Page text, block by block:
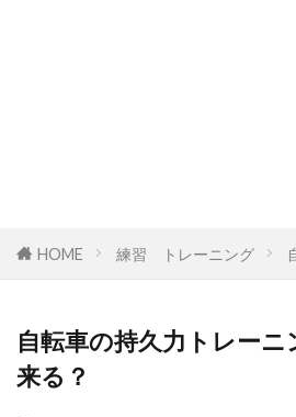
HOME 練習 トレーニング
自転車の持久力トレー
来る？